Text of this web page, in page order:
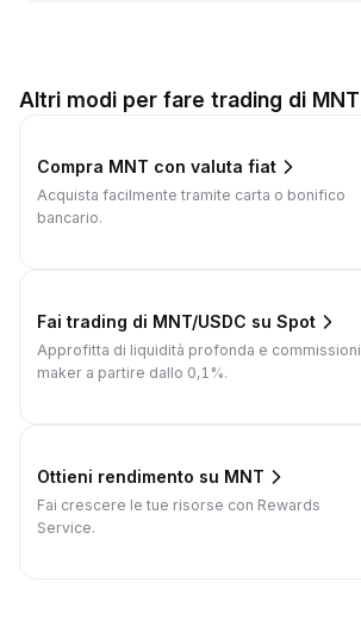
Altri modi per fare trading di MNT
Compra MNT con valuta fiat
Acquista facilmente tramite carta o bonifico
bancario.
Fai trading di MNT/USDC su Spot
Approfitta di liquidità profonda e commissioni
maker a partire dallo 0,1%.
Ottieni rendimento su MNT
Fai crescere le tue risorse con Rewards
Service.